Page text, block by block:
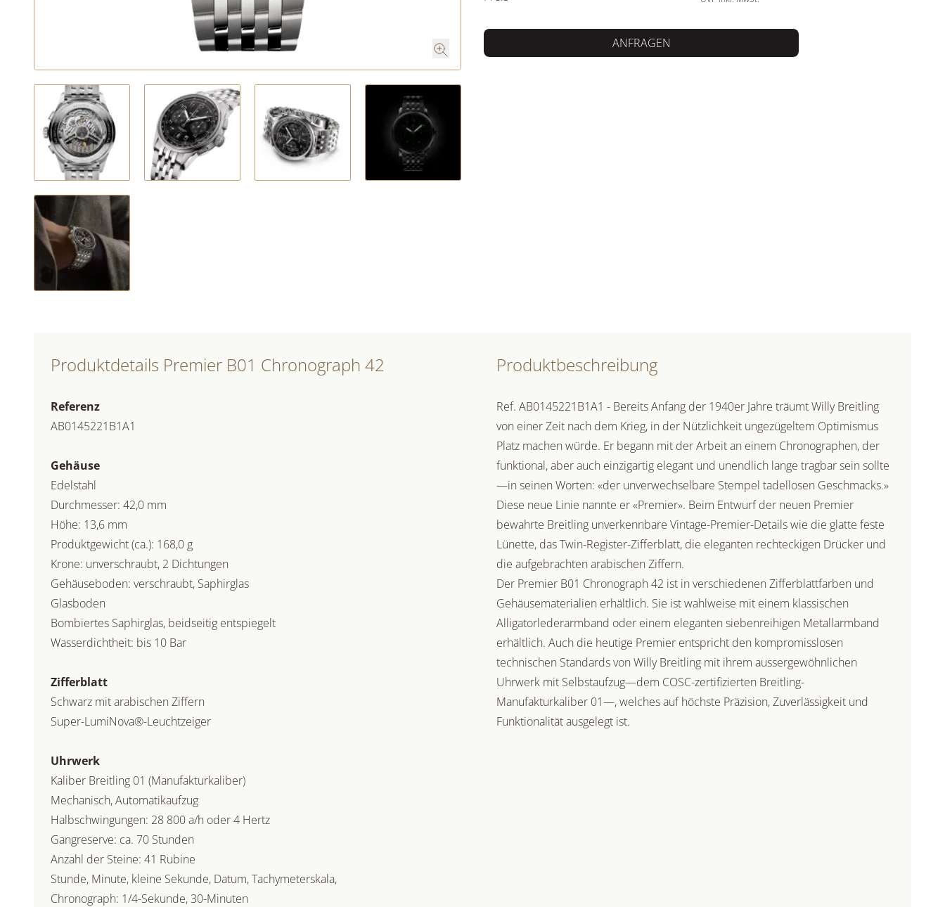
ANFRAGEN
Produktdetails Premier B01 Chronograph 42
Referenz
AB0145221B1A1
Gehäuse
Edelstahl
Durchmesser: 42,0 mm
Höhe: 13,6 mm
Produktgewicht (ca.): 168,0 g
Krone: unverschraubt, 2 Dichtungen
Gehäuseboden: verschraubt, Saphirglas
Glasboden
Bombiertes Saphirglas, beidseitig entspiegelt
Wasserdichtheit: bis 10 Bar
Zifferblatt
Schwarz mit arabischen Ziffern
Super-LumiNova®-Leuchtzeiger
Uhrwerk
Kaliber Breitling 01 (Manufakturkaliber)
Mechanisch, Automatikaufzug
Halbschwingungen: 28 800 a/h oder 4 Hertz
Gangreserve: ca. 70 Stunden
Anzahl der Steine: 41 Rubine
Stunde, Minute, kleine Sekunde, Datum, Tachymeterskala,
Chronograph: 1/4-Sekunde, 30-Minuten
Produktbeschreibung
Ref. AB0145221B1A1 - Bereits Anfang der 1940er Jahre träumt Willy Breitling
von einer Zeit nach dem Krieg, in der Nützlichkeit ungezügeltem Optimismus
Platz machen würde. Er begann mit der Arbeit an einem Chronographen, der
funktional, aber auch einzigartig elegant und unendlich lange tragbar sein sollte
—in seinen Worten: «der unverwechselbare Stempel tadellosen Geschmacks.»
Diese neue Linie nannte er «Premier». Beim Entwurf der neuen Premier
bewahrte Breitling unverkennbare Vintage-Premier-Details wie die glatte feste
Lünette, das Twin-Register-Zifferblatt, die eleganten rechteckigen Drücker und
die aufgebrachten arabischen Ziffern.
Der Premier B01 Chronograph 42 ist in verschiedenen Zifferblattfarben und
Gehäusematerialien erhältlich. Sie ist wahlweise mit einem klassischen
Alligatorlederarmband oder einem eleganten siebenreihigen Metallarmband
erhältlich. Auch die heutige Premier entspricht den kompromisslosen
technischen Standards von Willy Breitling mit ihrem aussergewöhnlichen
Uhrwerk mit Selbstaufzug—dem COSC-zertifizierten Breitling-
Manufakturkaliber 01—, welches auf höchste Präzision, Zuverlässigkeit und
Funktionalität ausgelegt ist.